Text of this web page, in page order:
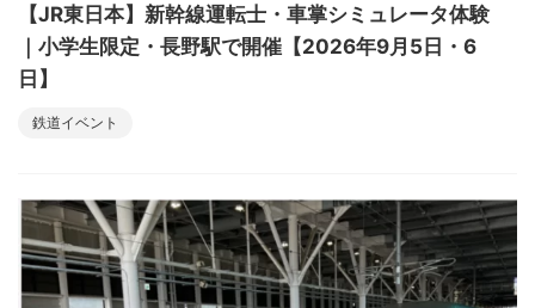
【JR東日本】新幹線運転士・車掌シミュレータ体験
｜小学生限定・長野駅で開催【2026年9月5日・6
日】
鉄道イベント